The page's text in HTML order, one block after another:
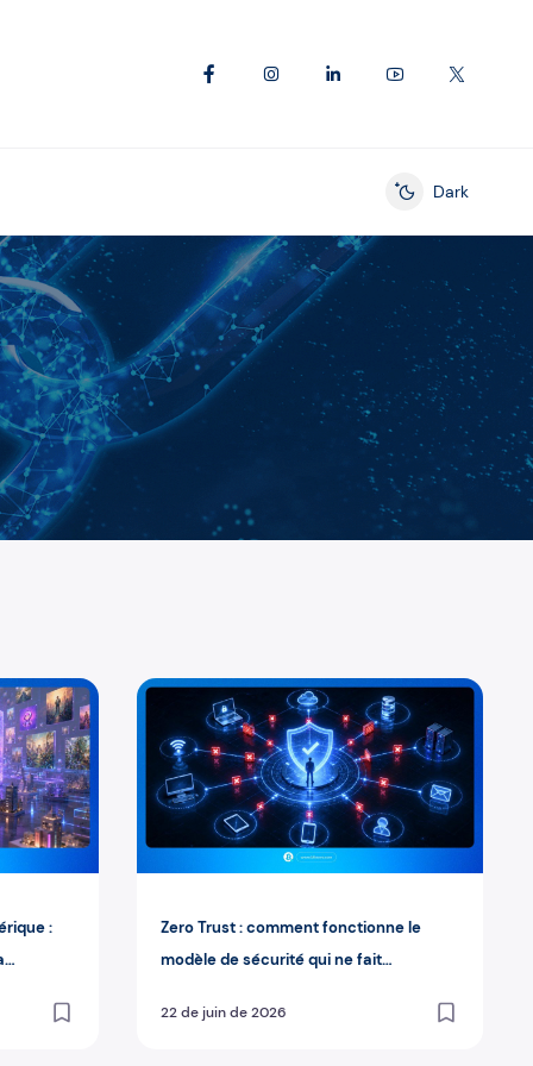
Enable dark
Dark
fin 2026
:
: comment OpenSea redéfinit la propriété dans le
Zero Trust : comment fonctionne le
modèle de sécurité qui ne fait
22 de juin de 2026
Zero Trust : comment fonctionne le modèle